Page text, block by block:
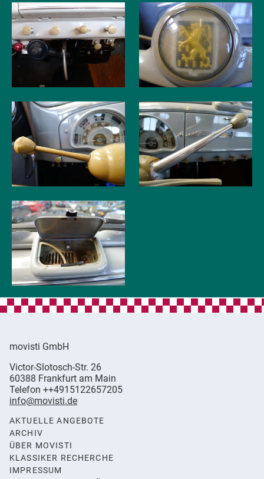
movisti GmbH
classic
automobiles
Victor-Slotosch-Str. 26
60388 Frankfurt am Main
Germany
Telefon ++4915122657205
info@movisti.de
AKTUELLE ANGEBOTE
ARCHIV
ÜBER MOVISTI
KLASSIKER RECHERCHE
IMPRESSUM